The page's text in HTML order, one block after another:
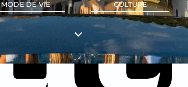
MODE DE VIE CULTURE